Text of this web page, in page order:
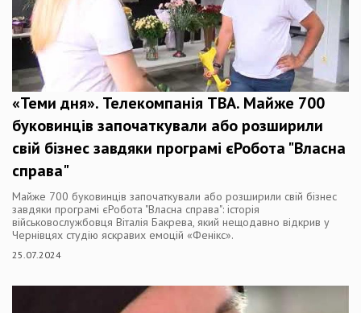
«Теми дня». Телекомпанія ТВА. Майже 700
буковинців започаткували або розширили
свій бізнес завдяки програмі єРобота "Власна
справа"
Майже 700 буковинців започаткували або розширили свій бізнес
завдяки програмі єРобота "Власна справа": історія
військовослужбовця Віталія Бакрева, який нещодавно відкрив у
Чернівцях студію яскравих емоцій «Фенікс».
25.07.2024